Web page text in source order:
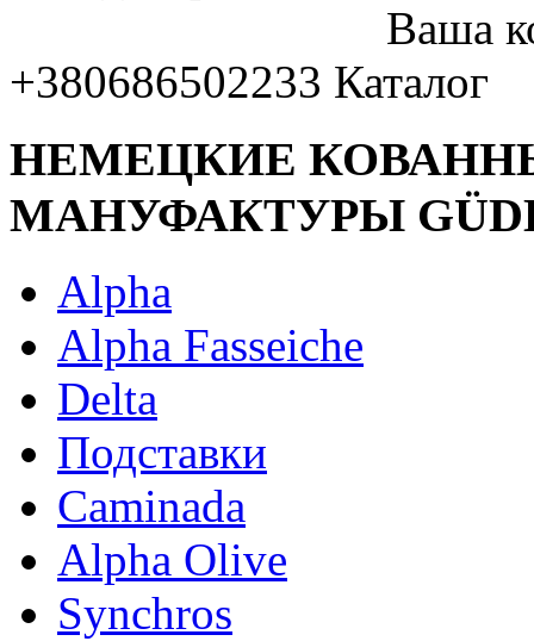
Ваша
+380686502233 Каталог
НЕМЕЦКИЕ
МАНУФАКТУРЫ
Alpha
Alpha Fasseiche
Delta
Подставки
Caminada
Alpha Olive
Synchros